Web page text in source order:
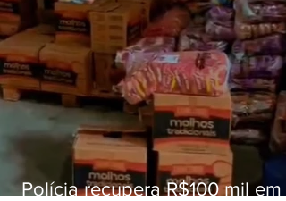
Polícia recupera R$100 mil em